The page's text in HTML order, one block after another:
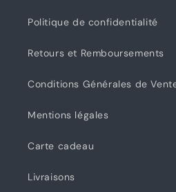
Politique de confidentialité
Retours et Remboursements
Conditions Générales de
Mentions légales
Carte cadeau
Livraisons